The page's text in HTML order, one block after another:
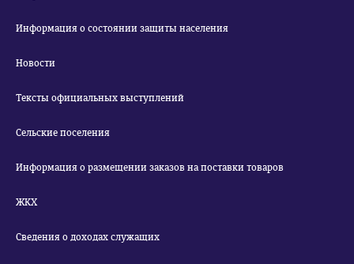
Информация о состоянии защиты населения
Новости
Тексты официальных выступлений
Сельские поселения
Информация о размещении заказов на поставки товаров
ЖКХ
Сведения о доходах служащих